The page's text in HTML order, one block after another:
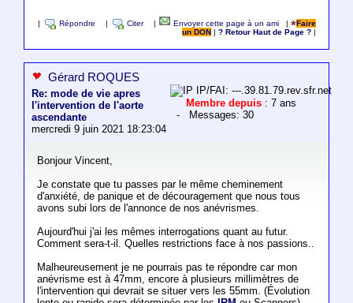
Répondre Citer Envoyer cette page à un ami |
Faire
un DON
|? Retour Haut de Page ?
Gérard ROQUES
Re: mode de vie apres
l'intervention de l'aorte
ascendante
mercredi 9 juin 2021 18:23:04
IP/FAI: ---.39.81.79.rev.sfr.net
Membre depuis : 7 ans
- Messages: 30
Bonjour Vincent,
Je constate que tu passes par le même cheminement
d'anxiété, de panique et de découragement que nous tous
avons subi lors de l'annonce de nos anévrismes.
Aujourd'hui j'ai les mêmes interrogations quant au futur.
Comment sera-t-il. Quelles restrictions face à nos passions..
Malheureusement je ne pourrais pas te répondre car mon
anévrisme est à 47mm, encore à plusieurs millimètres de
l'intervention qui devrait se situer vers les 55mm. (Évolution